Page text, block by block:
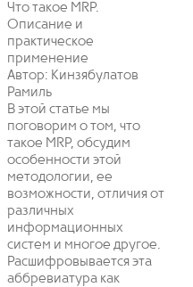
Что такое MRP.
Описание и
практическое
применение
Автор: Кинзябулатов
Рамиль
В этой статье мы
поговорим о том, что
такое MRP, обсудим
особенности этой
методологии, ее
возможности, отличия от
различных
информационных
систем и многое другое.
Расшифровывается эта
аббревиатура как